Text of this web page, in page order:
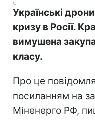
Українські
кризу в Росії.
вимушена
класу.
Про це
посиланням на
Міненерго РФ,